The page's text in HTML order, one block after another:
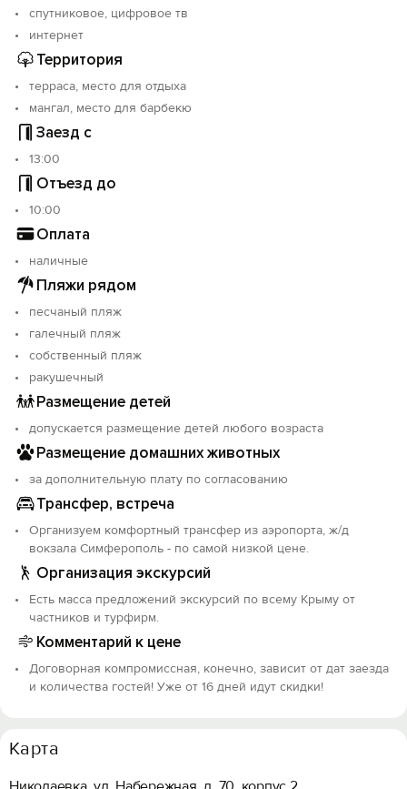
спутниковое, цифровое тв
интернет
Территория
терраса, место для отдыха
мангал, место для барбекю
Заезд с
13:00
Отъезд до
10:00
Оплата
наличные
Пляжи рядом
песчаный пляж
галечный пляж
собственный пляж
ракушечный
Размещение детей
допускается размещение детей любого возраста
Размещение домашних животных
за дополнительную плату по согласованию
Трансфер, встреча
Организуем комфортный трансфер из аэропорта, ж/д
вокзала Симферополь - по самой низкой цене.
Организация экскурсий
Есть масса предложений экскурсий по всему Крыму от
частников и турфирм.
Комментарий к цене
Договорная компромиссная, конечно, зависит от дат заезда
и количества гостей! Уже от 16 дней идут скидки!
Карта